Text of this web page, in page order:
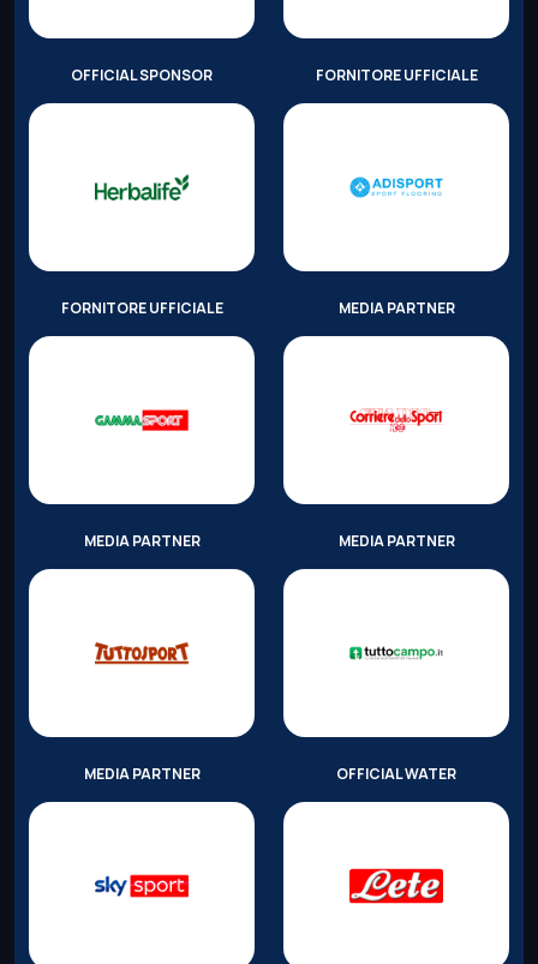
OFFICIAL SPONSOR FORNITORE UFFICIALE
FORNITORE UFFICIALE MEDIA PARTNER
MEDIA PARTNER MEDIA PARTNER
MEDIA PARTNER OFFICIAL WATER